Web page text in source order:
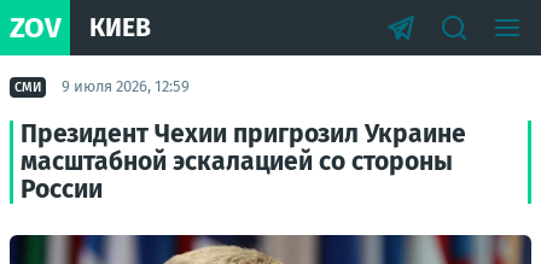
ZOV КИЕВ
СМИ 9 июля 2026, 12:59
Президент Чехии пригрозил Украине
масштабной эскалацией со стороны
России